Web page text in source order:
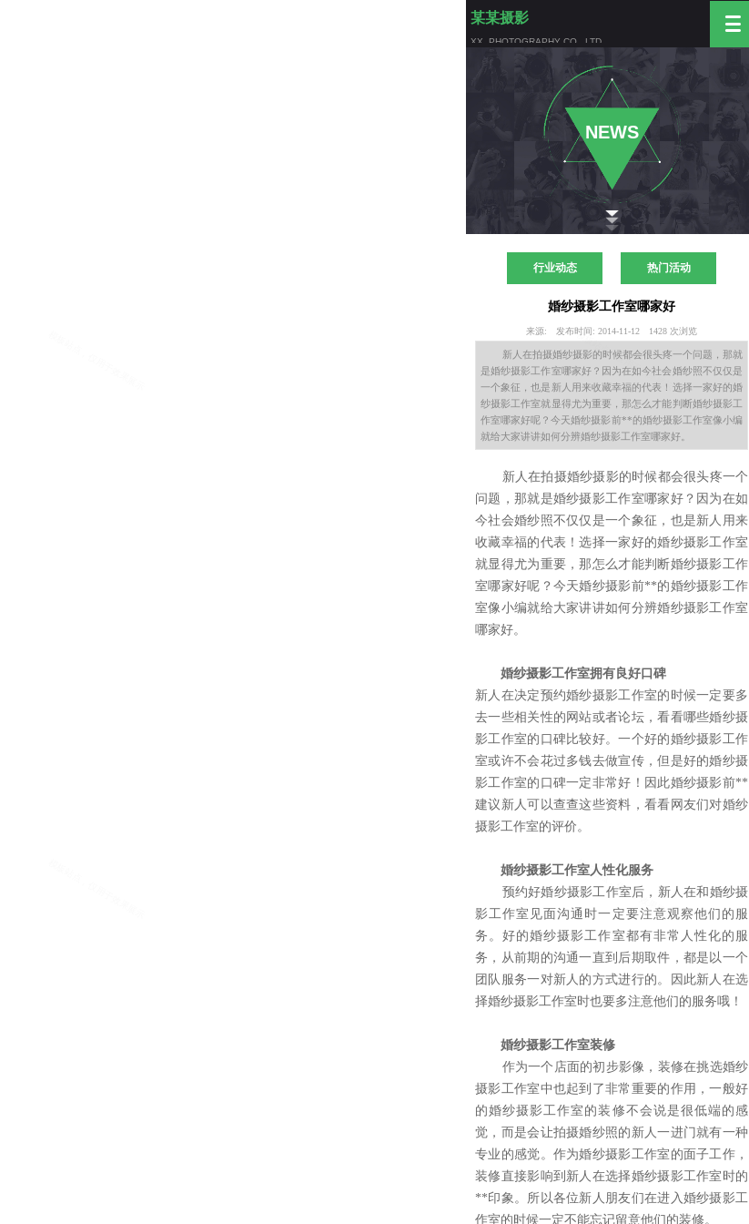
某某摄影
XX PHOTOGRAPHY CO., LTD
NEWS
行业动态 热门活动
婚纱摄影工作室哪家好
来源: 发布时间: 2014-11-12 1428 次浏览
新人在拍摄婚纱摄影的时候都会很头疼一个问题，那就
是婚纱摄影工作室哪家好？因为在如今社会婚纱照不仅仅是
一个象征，也是新人用来收藏幸福的代表！选择一家好的婚
纱摄影工作室就显得尤为重要，那怎么才能判断婚纱摄影工
作室哪家好呢？今天婚纱摄影前**的婚纱摄影工作室像小编
就给大家讲讲如何分辨婚纱摄影工作室哪家好。
新人在拍摄婚纱摄影的时候都会很头疼一个
问题，那就是婚纱摄影工作室哪家好？因为在如
今社会婚纱照不仅仅是一个象征，也是新人用来
收藏幸福的代表！选择一家好的婚纱摄影工作室
就显得尤为重要，那怎么才能判断婚纱摄影工作
室哪家好呢？今天婚纱摄影前**的婚纱摄影工作
室像小编就给大家讲讲如何分辨婚纱摄影工作室
哪家好。
婚纱摄影工作室拥有良好口碑
新人在决定预约婚纱摄影工作室的时候一定要多
去一些相关性的网站或者论坛，看看哪些婚纱摄
影工作室的口碑比较好。一个好的婚纱摄影工作
室或许不会花过多钱去做宣传，但是好的婚纱摄
影工作室的口碑一定非常好！因此婚纱摄影前**
建议新人可以查查这些资料，看看网友们对婚纱
摄影工作室的评价。
婚纱摄影工作室人性化服务
预约好婚纱摄影工作室后，新人在和婚纱摄
影工作室见面沟通时一定要注意观察他们的服
务。好的婚纱摄影工作室都有非常人性化的服
务，从前期的沟通一直到后期取件，都是以一个
团队服务一对新人的方式进行的。因此新人在选
择婚纱摄影工作室时也要多注意他们的服务哦！
婚纱摄影工作室装修
作为一个店面的初步影像，装修在挑选婚纱
摄影工作室中也起到了非常重要的作用，一般好
的婚纱摄影工作室的装修不会说是很低端的感
觉，而是会让拍摄婚纱照的新人一进门就有一种
专业的感觉。作为婚纱摄影工作室的面子工作，
装修直接影响到新人在选择婚纱摄影工作室时的
**印象。所以各位新人朋友们在进入婚纱摄影工
作室的时候一定不能忘记留意他们的装修。